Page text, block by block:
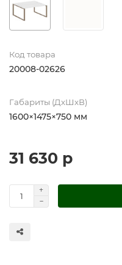
Код товара
20008-02626
Габариты (ДхШхВ)
1600×1475×750 мм
31 630 р